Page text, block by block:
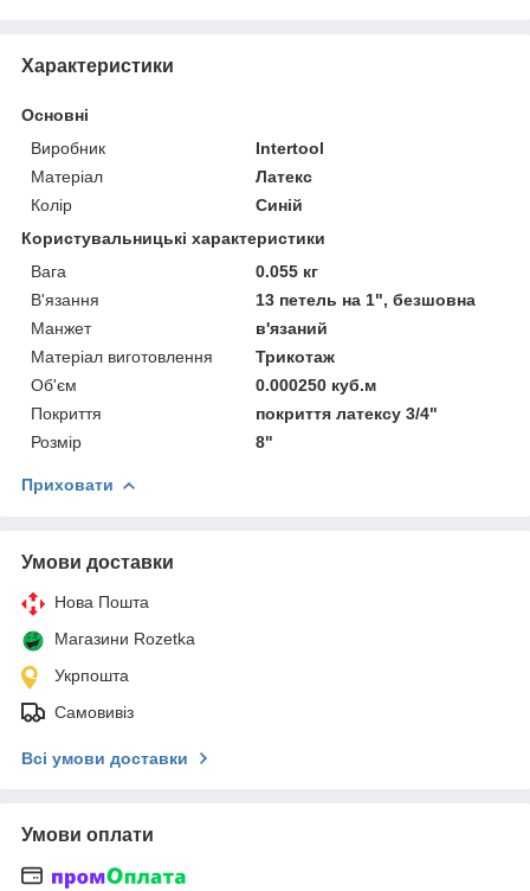
Характеристики
Основні
Виробник
Intertool
Матеріал
Латекс
Колір
Синій
Користувальницькі характеристики
Вага
0.055 кг
В'язання
13 петель на 1", безшовна
Манжет
в'язаний
Матеріал виготовлення
Трикотаж
Об'єм
0.000250 куб.м
Покриття
покриття латексу 3/4"
Розмір
8"
Приховати
Умови доставки
Нова Пошта
Магазини Rozetka
Укрпошта
Самовивіз
Всі умови доставки
Умови оплати